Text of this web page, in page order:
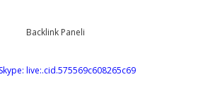
Skype: live:.cid.575569c608265c69